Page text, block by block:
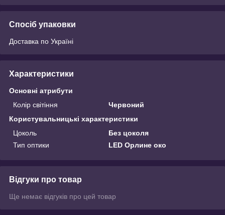
Спосіб упаковки
Доставка по Україні
Характеристики
Основні атрибути
Колір світіння
Червоний
Користувальницькі характеристики
Цоколь
Без цоколя
Тип оптики
LED Орлине око
Відгуки про товар
Ще немає відгуків про цей товар